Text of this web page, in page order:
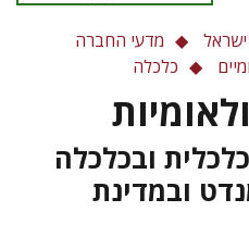
מדעי החברה
כלכלה
ובכלכלה
ובמדינת